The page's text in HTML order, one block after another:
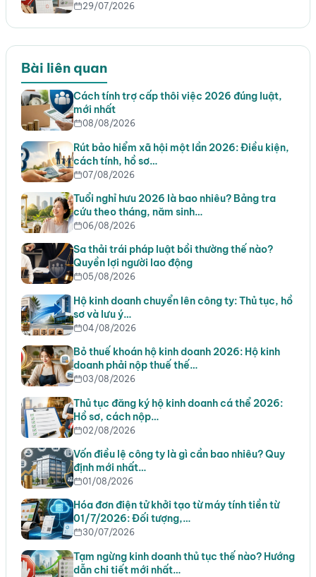
29/07/2026
Bài liên quan
Cách tính trợ cấp thôi việc 2026 đúng luật,
mới nhất
08/08/2026
Rút bảo hiểm xã hội một lần 2026: Điều kiện,
cách tính, hồ sơ…
07/08/2026
Tuổi nghỉ hưu 2026 là bao nhiêu? Bảng tra
cứu theo tháng, năm sinh…
06/08/2026
Sa thải trái pháp luật bồi thường thế nào?
Quyền lợi người lao động
05/08/2026
Hộ kinh doanh chuyển lên công ty: Thủ tục, hồ
sơ và lưu ý…
04/08/2026
Bỏ thuế khoán hộ kinh doanh 2026: Hộ kinh
doanh phải nộp thuế thế…
03/08/2026
Thủ tục đăng ký hộ kinh doanh cá thể 2026:
Hồ sơ, cách nộp…
02/08/2026
Vốn điều lệ công ty là gì cần bao nhiêu? Quy
định mới nhất…
01/08/2026
Hóa đơn điện tử khởi tạo từ máy tính tiền từ
01/7/2026: Đối tượng,…
30/07/2026
Tạm ngừng kinh doanh thủ tục thế nào? Hướng
dẫn chi tiết mới nhất…